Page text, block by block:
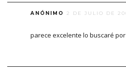
ANÓNIMO 2 DE JULIO DE
parece excelente lo buscaré